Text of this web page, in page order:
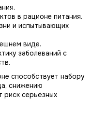
в рационе питания.
и испытывающих
виде.
заболеваний с
способствует набору
снижению
риск серьёзных